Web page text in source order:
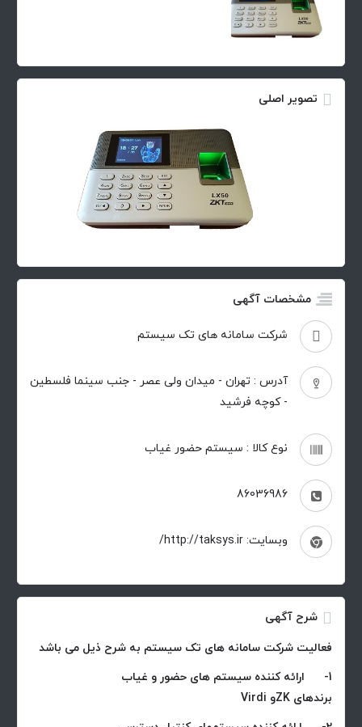
تصویر اصلی
مشخصات آگهی
شرکت سامانه های تک سیستم
آدرس : تهران - میدان ولی عصر - جنب سینما فلسطین
- کوچه فرشید
نوع کالا : سیستم حضور غیاب
86036986
وبسایت: http://taksys.ir/
شرح آگهی
فعالیت شرکت سامانه های تک سیستم به شرح ذیل می باشد
1- ارائه کننده سیستم های حضور و غیاب
برندهای ZKو Virdi